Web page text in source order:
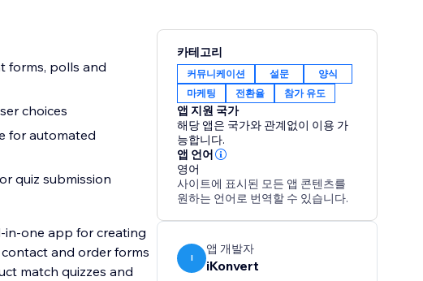
forms, polls and
choices
for automated
quiz submission
one app for creating
and order forms
match quizzes and
카테고리
커뮤니케이션 설문
양식
마케팅
전환율 참가 유도
앱 지원 국가
해당 앱은 국가와 관계없이 이용 가
능합니다.
앱 언어
영어
사이트에 표시된 모든 앱 콘텐츠를
원하는 언어로 번역할 수 있습니다.
I
앱 개발자
iKonvert